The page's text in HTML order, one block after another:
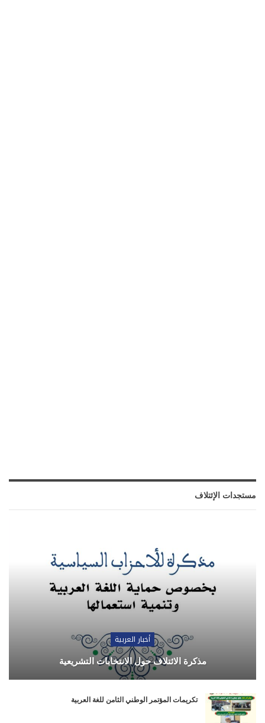
مستجدات الإئتلاف
أخبار العربية
مذكرة الائتلاف حول الانتخابات التشريعية
تكريمات المؤتمر الوطني الثامن للغة العربية